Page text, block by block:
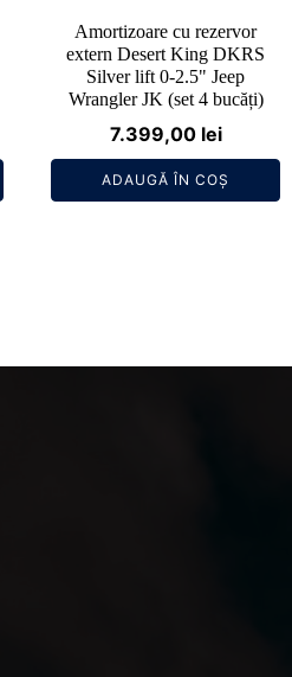
Amortizoare cu rezervor
extern Desert King DKRS
Silver lift 0-2.5" Jeep
Wrangler JK (set 4 bucăți)
7.399,00 lei
ADAUGĂ ÎN COȘ